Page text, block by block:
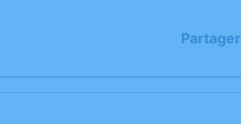
Partager